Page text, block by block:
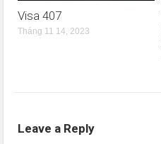
Visa 407
Tháng 11 14, 2023
Leave a Reply